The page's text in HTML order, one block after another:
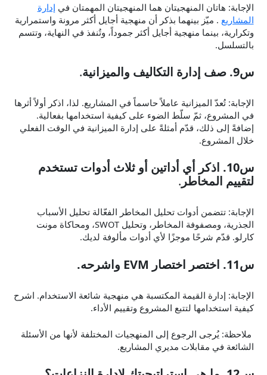
الإجابة: هاتان المنهجيتان هما المنهجيتان المهمتان في إدارة
المشاريع . ميّز بينهما بذكر أن منهجية أجايل أكثر مرونة واستمرارية
وتكرارية، بينما منهجية أجايل أكثر جموداً، وتُنفذ في النهاية، وتتسم
بالتسلسل.
س9. صف إدارة التكاليف والميزانية .
الإجابة: تُعدّ الميزانية عاملاً حاسماً في المشاريع. لذا، اذكر أولاً أثرها
في المشروع، ثمّ سلّط الضوء على كيفية استخدامها بفعالية.
إضافةً إلى ذلك، قدّم أمثلةً على إدارة الميزانية في الوقت الفعلي
خلال المشروع.
س10. اذكر أي أداتين أو ثلاث أدوات تستخدم
لتقييم المخاطر .
الإجابة: تتضمن أدوات تحليل المخاطر الفعّالة تحليل الأسباب
الجذرية، ومصفوفة المخاطر، وتحليل SWOT، ومحاكاة مونت
كارلو. قدّم شرحًا موجزًا ​​لأي أدوات مألوفة لديك.
س11. اختصر اختصار EVM واشرحه.
الإجابة: إدارة القيمة المكتسبة هي منهجية شائعة الاستخدام. اشرح
كيفية استخدامها لتتبع المشروع وتقييم الأداء.
ملاحظة: يُرجى الرجوع إلى المنهجيات المختلفة لأنها من الأسئلة
الشائعة في مقابلات مديري المشاريع.